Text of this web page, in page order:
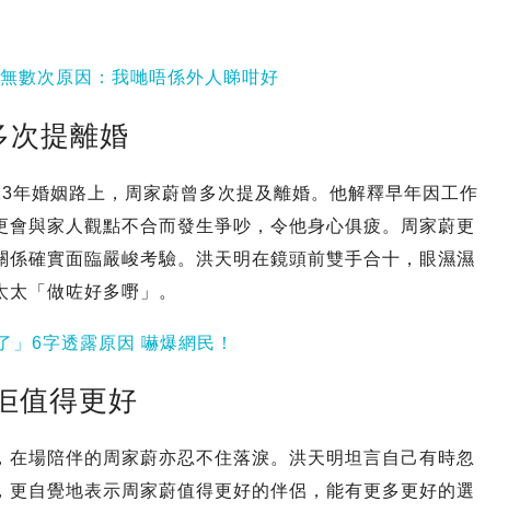
數次原因：我哋唔係外人睇咁好
次提離婚
年婚姻路上，周家蔚曾多次提及離婚。他解釋早年因工作
與家人觀點不合而發生爭吵，令他身心俱疲。周家蔚更
確實面臨嚴峻考驗。洪天明在鏡頭前雙手合十，眼濕濕
「做咗好多嘢」。
」6字透露原因 嚇爆網民！
值得更好
場陪伴的周家蔚亦忍不住落淚。洪天明坦言自己有時忽
自覺地表示周家蔚值得更好的伴侶，能有更多更好的選